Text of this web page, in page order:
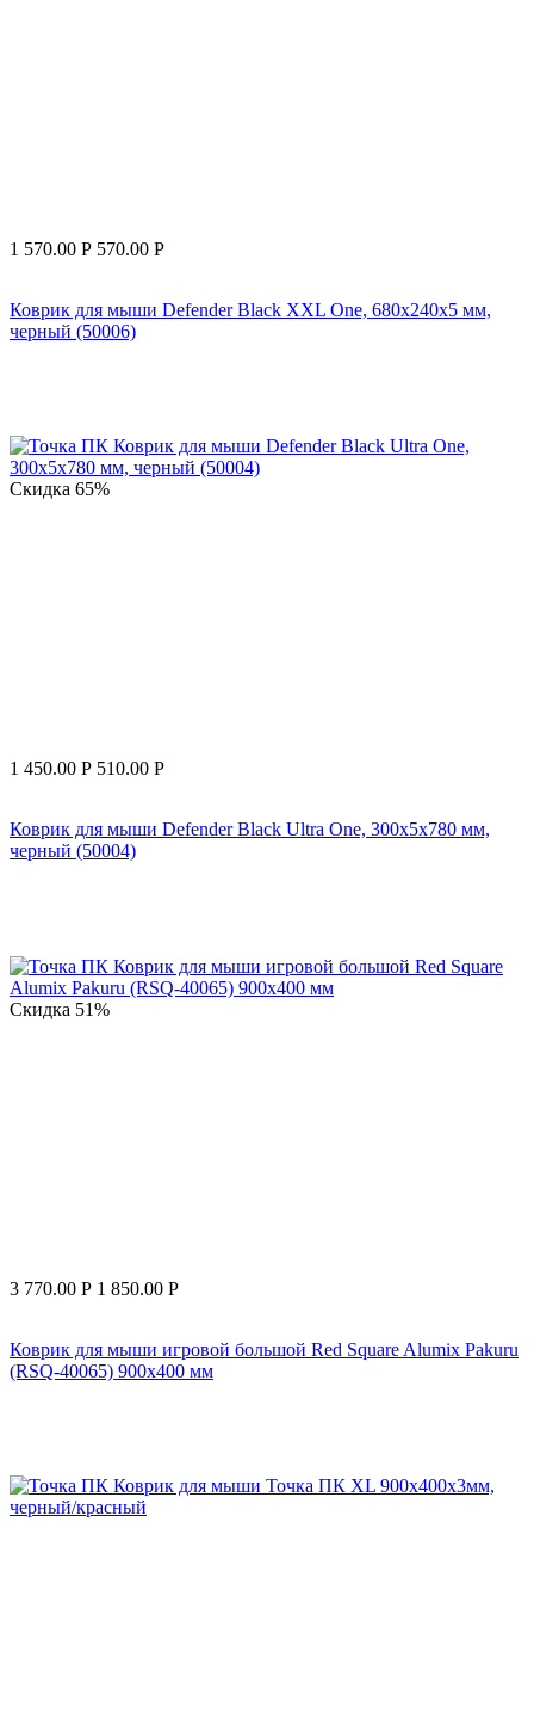
1 570.00 Р 570.00 Р
Коврик для мыши Defender Black XXL One, 680х240х5 мм,
черный (50006)
Скидка 65%
1 450.00 Р 510.00 Р
Коврик для мыши Defender Black Ultra One, 300x5x780 мм,
черный (50004)
Скидка 51%
3 770.00 Р 1 850.00 Р
Коврик для мыши игровой большой Red Square Alumix Pakuru
(RSQ-40065) 900х400 мм